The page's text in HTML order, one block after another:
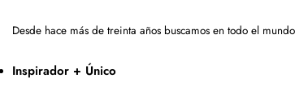
Desde hace más de treinta años buscamos en todo el
Inspirador + Único